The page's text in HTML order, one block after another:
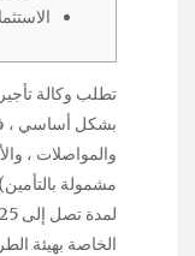
تطلب وكالة
بشكل أساسي ،
والمواصلات ،
مشمولة
الخاصة بهيئة